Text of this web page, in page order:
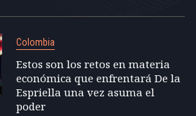
Colombia
Estos son los retos en materia
económica que enfrentará De la
Espriella una vez asuma el
poder